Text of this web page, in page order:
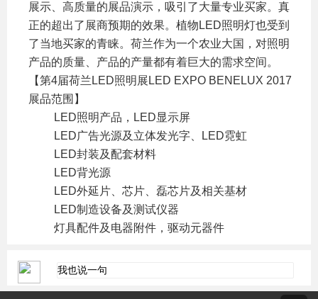
展示、高质量的展品演示，吸引了大量专业买家。真
正的超出了展商预期的效果。植物LED照明灯也受到
了当地买家的青睐。荷兰作为一个农业大国，对照明
产品的质量、产品的产量都有着巨大的需求空间。
【第4届荷兰LED照明展LED EXPO BENELUX 2017
展品范围】
LED照明产品，LED显示屏
LED广告光源及立体发光字、LED霓虹
LED封装及配套材料
LED背光源
LED外延片、芯片、磊芯片及相关基材
LED制造设备及测试仪器
灯具配件及电器附件，驱动元器件